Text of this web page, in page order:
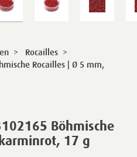
Böhmische
17 g
> Rocailles >
Rocailles | Ø 5 mm,